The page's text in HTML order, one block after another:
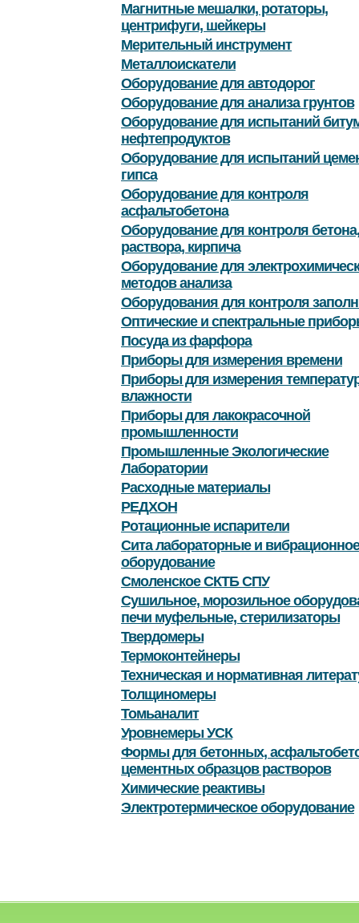
Магнитные мешалки, ротаторы,
центрифуги, шейкеры
Мерительный инструмент
Металлоискатели
Оборудование для автодорог
Оборудование для анализа грунтов
Оборудование для испытаний
нефтепродуктов
Оборудование для испытаний
гипса
Оборудование для контроля
асфальтобетона
Оборудование для контроля бетона,
раствора, кирпича
Оборудование для
методов анализа
Оборудования для контроля
Оптические и спектральные
Посуда из фарфора
Приборы для измерения времени
Приборы для измерения
влажности
Приборы для лакокрасочной
промышленности
Промышленные Экологические
Лаборатории
Расходные материалы
РЕДХОН
Ротационные испарители
Сита лабораторные и вибрационное
оборудование
Смоленское СКТБ СПУ
Сушильное, морозильное
печи муфельные, стерилизаторы
Твердомеры
Термоконтейнеры
Техническая и нормативная
Толщиномеры
Томьаналит
Уровнемеры УСК
Формы для бетонных,
цементных образцов растворов
Химические реактивы
Электротермическое оборудование